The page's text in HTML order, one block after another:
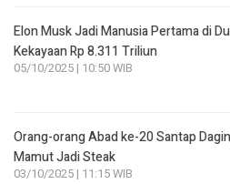
Elon Musk Jadi Manusia Pertama di
Kekayaan Rp 8.311 Triliun
05/10/2025 | 10:50 WIB
Orang-orang Abad ke-20 Santap
Mamut Jadi Steak
03/10/2025 | 11:15 WIB